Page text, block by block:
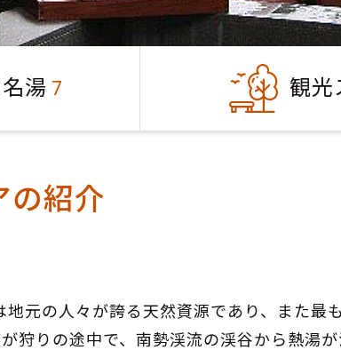
湯 7 観光
の紹介
元の人々が誇る天然資源であり、また最
狩りの途中で、南勢渓流の渓谷から熱湯